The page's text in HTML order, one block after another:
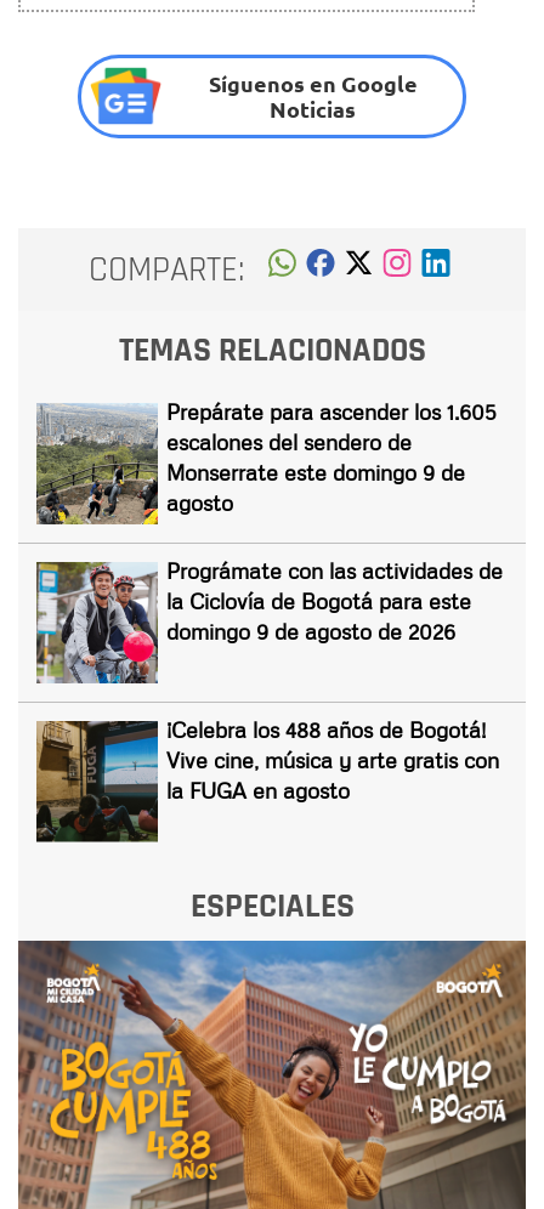
Síguenos en Google
Noticias
COMPARTE:
TEMAS RELACIONADOS
Prepárate para ascender los 1.605
escalones del sendero de
Monserrate este domingo 9 de
agosto
Prográmate con las actividades de
la Ciclovía de Bogotá para este
domingo 9 de agosto de 2026
¡Celebra los 488 años de Bogotá!
Vive cine, música y arte gratis con
la FUGA en agosto
ESPECIALES